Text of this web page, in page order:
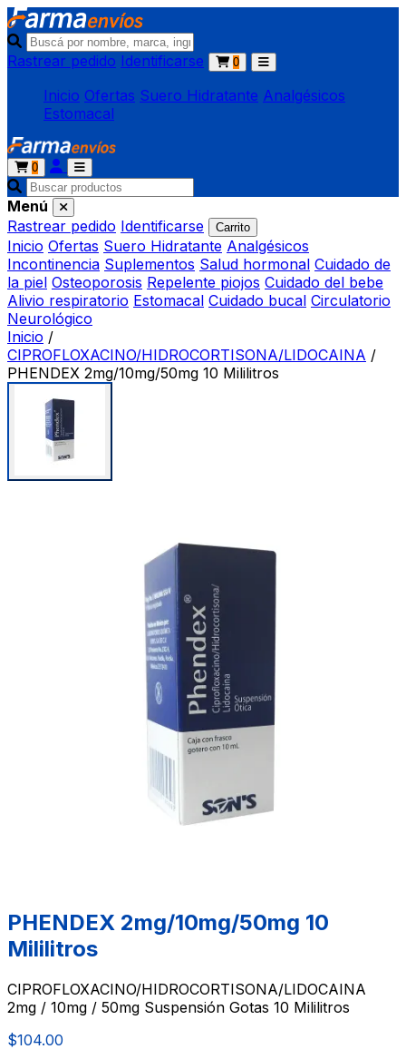
Rastrear pedido Identificarse 0
Inicio Ofertas Suero Hidratante Analgésicos
Estomacal
0
Menú
Rastrear pedido Identificarse Carrito
Inicio Ofertas Suero Hidratante Analgésicos
Incontinencia Suplementos Salud hormonal Cuidado de
la piel Osteoporosis Repelente piojos Cuidado del bebe
Alivio respiratorio Estomacal Cuidado bucal Circulatorio
Neurológico
Inicio /
CIPROFLOXACINO/HIDROCORTISONA/LIDOCAINA /
PHENDEX 2mg/10mg/50mg 10 Mililitros
PHENDEX 2mg/10mg/50mg 10
Mililitros
CIPROFLOXACINO/HIDROCORTISONA/LIDOCAINA
2mg / 10mg / 50mg Suspensión Gotas 10 Mililitros
$104.00